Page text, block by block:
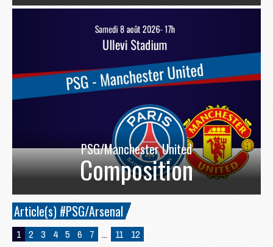
PSG/Manchester United
Composition
Article(s) #PSG/Arsenal
1 2 3 4 5 6 7 ... 11 12